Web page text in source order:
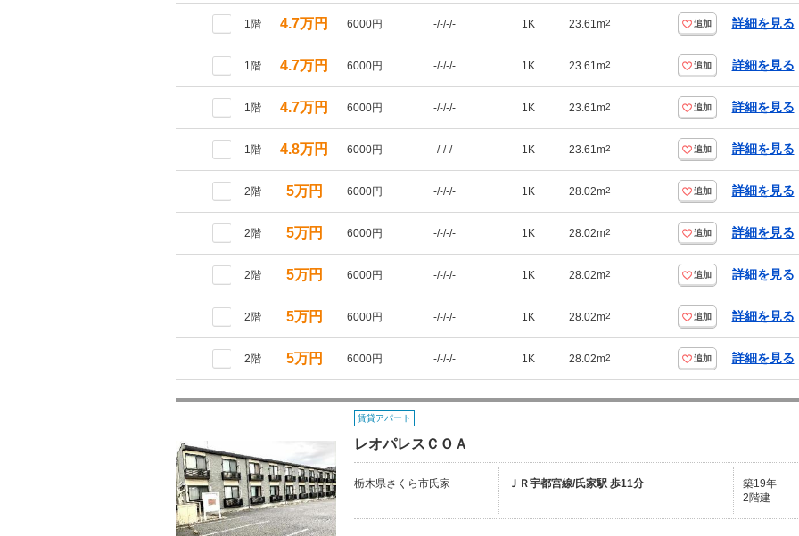
1階 4.7万円 6000円 -/-/-/- 1K 23.61m2 追加 詳細を見る
1階 4.7万円 6000円 -/-/-/- 1K 23.61m2 追加 詳細を見る
1階 4.7万円 6000円 -/-/-/- 1K 23.61m2 追加 詳細を見る
1階 4.8万円 6000円 -/-/-/- 1K 23.61m2 追加 詳細を見る
2階 5万円 6000円 -/-/-/- 1K 28.02m2 追加 詳細を見る
2階 5万円 6000円 -/-/-/- 1K 28.02m2 追加 詳細を見る
2階 5万円 6000円 -/-/-/- 1K 28.02m2 追加 詳細を見る
2階 5万円 6000円 -/-/-/- 1K 28.02m2 追加 詳細を見る
2階 5万円 6000円 -/-/-/- 1K 28.02m2 追加 詳細を見る
賃貸アパート
レオパレスＣＯＡ
栃木県さくら市氏家 ＪＲ宇都宮線/氏家駅 歩11分
築19年
2階建